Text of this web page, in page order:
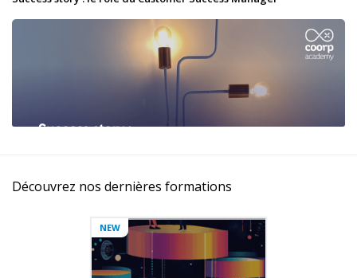
Découvrez nos dernières formations
NEW